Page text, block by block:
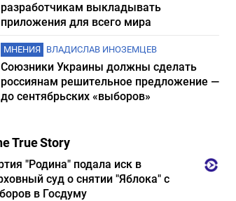
разработчикам выкладывать
приложения для всего мира
МНЕНИЯ ВЛАДИСЛАВ ИНОЗЕМЦЕВ
Союзники Украины должны сделать
россиянам решительное предложение —
до сентябрьских «выборов»